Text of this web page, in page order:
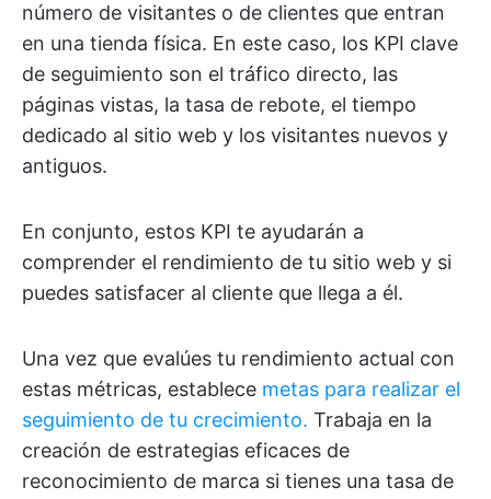
número de visitantes o de clientes que entran
en una tienda física. En este caso, los KPI clave
de seguimiento son el tráfico directo, las
páginas vistas, la tasa de rebote, el tiempo
dedicado al sitio web y los visitantes nuevos y
antiguos.
En conjunto, estos KPI te ayudarán a
comprender el rendimiento de tu sitio web y si
puedes satisfacer al cliente que llega a él.
Una vez que evalúes tu rendimiento actual con
estas métricas, establece metas para realizar el
seguimiento de tu crecimiento. Trabaja en la
creación de estrategias eficaces de
reconocimiento de marca si tienes una tasa de